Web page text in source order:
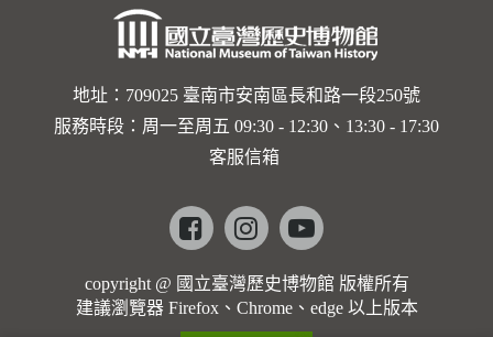
地址：709025 臺南市安南區長和路一段250號
服務時段：周一至周五 09:30 - 12:30、13:30 - 17:30
客服信箱
Facebookinstagramyoutube
copyright @ 國立臺灣歷史博物館 版權所有
建議瀏覽器 Firefox、Chrome、edge 以上版本